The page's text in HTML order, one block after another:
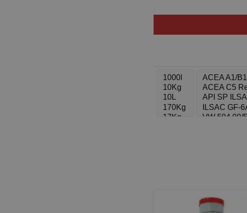
Indiferent de marca și
Ulei sintetic:Ideal
Ulei semi-sintetic:
Ulei mineral:
Comandă uleiul
Experiența ta contează
filtre avansate pentru a
Nu mai pierde timp și bani